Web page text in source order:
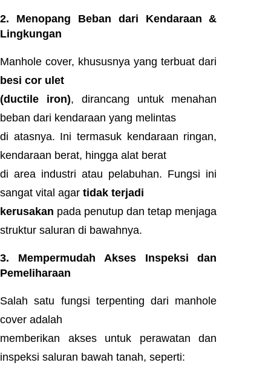
2. Menopang Beban dari Kendaraan &
Lingkungan
Manhole cover, khususnya yang terbuat dari
besi cor ulet
(ductile iron), dirancang untuk menahan
beban dari kendaraan yang melintas
di atasnya. Ini termasuk kendaraan ringan,
kendaraan berat, hingga alat berat
di area industri atau pelabuhan. Fungsi ini
sangat vital agar tidak terjadi
kerusakan pada penutup dan tetap menjaga
struktur saluran di bawahnya.
3. Mempermudah Akses Inspeksi dan
Pemeliharaan
Salah satu fungsi terpenting dari manhole
cover adalah
memberikan akses untuk perawatan dan
inspeksi saluran bawah tanah, seperti: